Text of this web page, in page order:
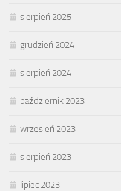
sierpień 2025
grudzień 2024
sierpień 2024
październik 2023
wrzesień 2023
sierpień 2023
lipiec 2023